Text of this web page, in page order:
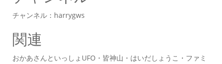
チャンネル：harrygws
関連
おかあさんといっしょUFO・皆神山・はいだしょうこ・ファミ